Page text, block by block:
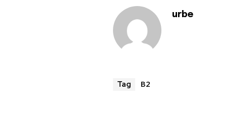
urbe
Tag B2